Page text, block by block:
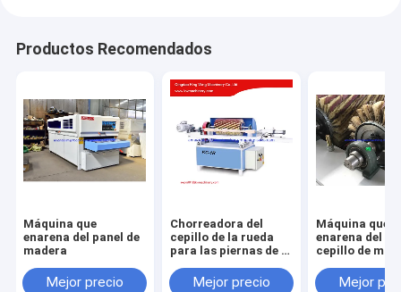
Productos Recomendados
Máquina que
enarena del panel de
madera
Mejor precio
Chorreadora del
cepillo de la rueda
para las piernas de la
Mejor precio
Máquina que
enarena del
cepillo de
cepillo del
Mejor